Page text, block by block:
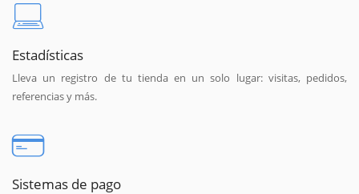
Estadísticas
Lleva un registro de tu tienda en un solo lugar: visitas, pedidos,
referencias y más.
Sistemas de pago